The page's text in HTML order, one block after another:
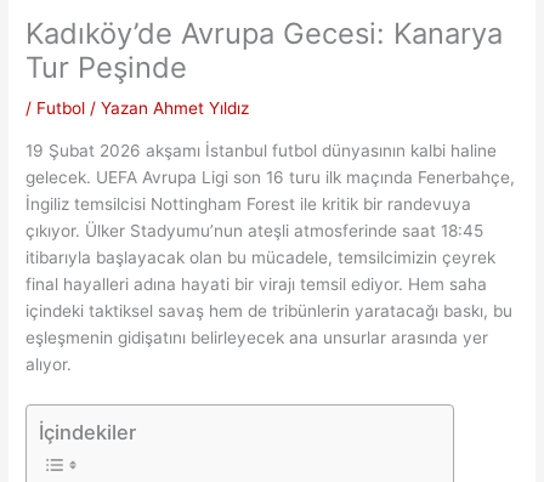
Kadıköy’de Avrupa Gecesi: Kanarya
Tur Peşinde
/ Futbol / Yazan Ahmet Yıldız
19 Şubat 2026 akşamı İstanbul futbol dünyasının kalbi haline
gelecek. UEFA Avrupa Ligi son 16 turu ilk maçında Fenerbahçe,
İngiliz temsilcisi Nottingham Forest ile kritik bir randevuya
çıkıyor. Ülker Stadyumu’nun ateşli atmosferinde saat 18:45
itibarıyla başlayacak olan bu mücadele, temsilcimizin çeyrek
final hayalleri adına hayati bir virajı temsil ediyor. Hem saha
içindeki taktiksel savaş hem de tribünlerin yaratacağı baskı, bu
eşleşmenin gidişatını belirleyecek ana unsurlar arasında yer
alıyor.
İçindekiler